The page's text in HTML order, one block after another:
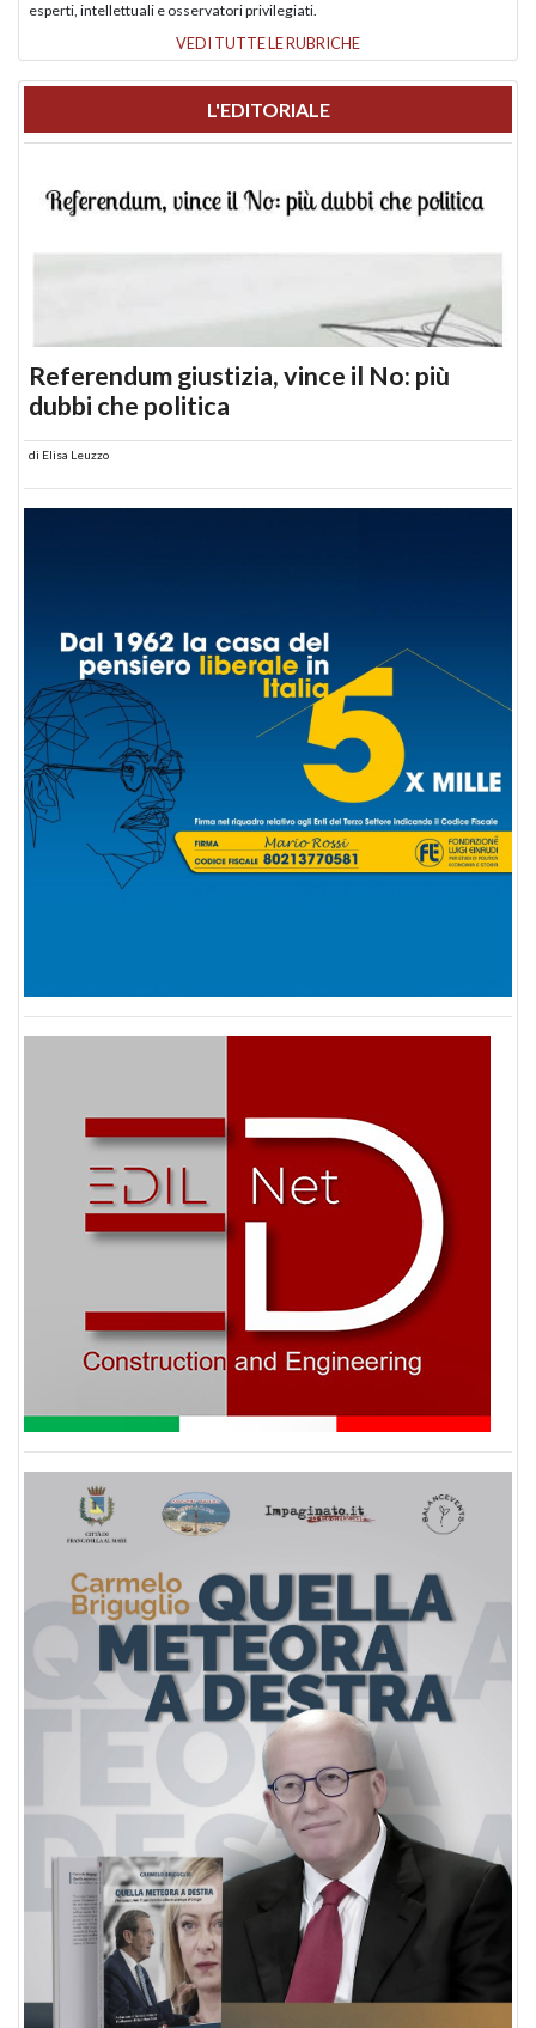
esperti, intellettuali e osservatori privilegiati.
VEDI TUTTE LE RUBRICHE
L'EDITORIALE
Referendum giustizia, vince il No: più
dubbi che politica
di Elisa Leuzzo